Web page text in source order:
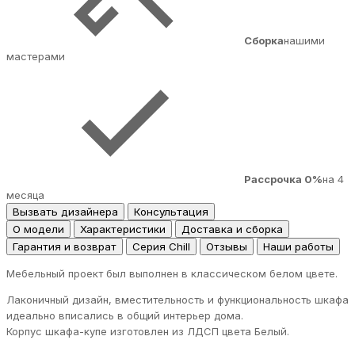
Сборканашими
мастерами
Рассрочка 0%на 4
месяца
Вызвать дизайнера
Консультация
О модели
Характеристики
Доставка и сборка
Гарантия и возврат
Серия Chill Отзывы Наши работы
Мебельный проект был выполнен в классическом белом цвете.
Лаконичный дизайн, вместительность и функциональность шкафа
идеально вписались в общий интерьер дома.
Корпус шкафа-купе изготовлен из ЛДСП цвета Белый.